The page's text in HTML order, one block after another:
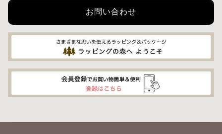
お問い合わせ